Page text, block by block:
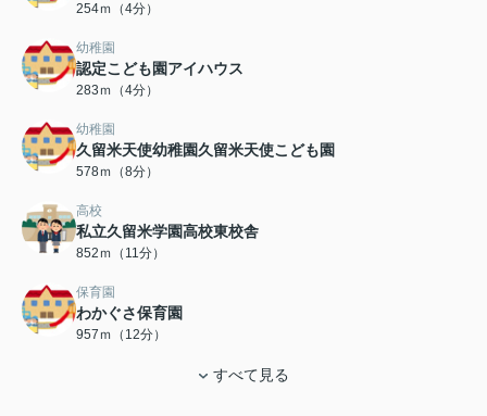
254ｍ（4分）
幼稚園
認定こども園アイハウス
283ｍ（4分）
幼稚園
久留米天使幼稚園久留米天使こども園
578ｍ（8分）
高校
私立久留米学園高校東校舎
852ｍ（11分）
保育園
わかぐさ保育園
957ｍ（12分）
すべて見る